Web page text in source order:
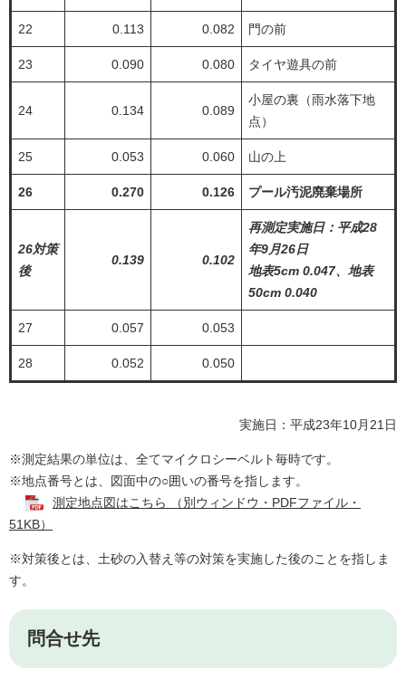
22 0.113 0.082 門の前
23 0.090 0.080 タイヤ遊具の前
24 0.134 0.089
小屋の裏（雨水落下地
点）
25 0.053 0.060 山の上
26 0.270 0.126 プール汚泥廃棄場所
26対策
後
0.139 0.102
再測定実施日：平成28
年9月26日
地表5cm 0.047、地表
50cm 0.040
27 0.057 0.053
28 0.052 0.050
実施日：平成23年10月21日
※測定結果の単位は、全てマイクロシーベルト毎時です。
※地点番号とは、図面中の○囲いの番号を指します。
測定地点図はこちら （別ウィンドウ・PDFファイル・
51KB）
※対策後とは、土砂の入替え等の対策を実施した後のことを指しま
す。
問合せ先